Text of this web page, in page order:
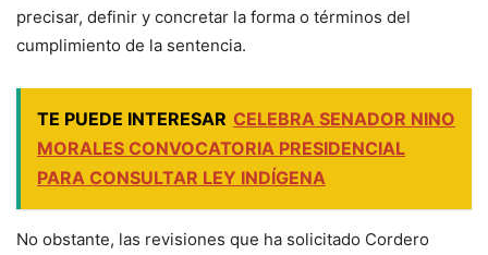
precisar, definir y concretar la forma o términos del
cumplimiento de la sentencia.
TE PUEDE INTERESAR CELEBRA SENADOR NINO
MORALES CONVOCATORIA PRESIDENCIAL
PARA CONSULTAR LEY INDÍGENA
No obstante, las revisiones que ha solicitado Cordero